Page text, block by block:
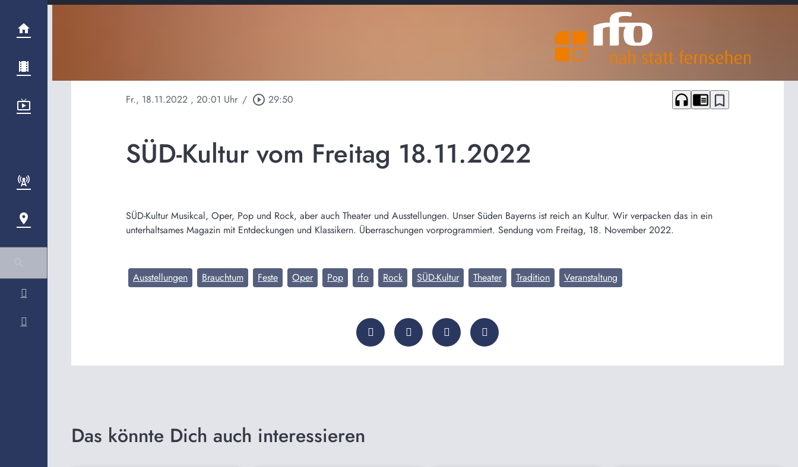
Fr., 18.11.2022 , 20:01 Uhr / play_circle_outline 29:50 headphones chrome_reader_mode bookmark_border
SÜD-Kultur vom Freitag 18.11.2022
SÜD-Kultur Musikcal, Oper, Pop und Rock, aber auch Theater und Ausstellungen. Unser Süden Bayerns ist reich an Kultur. Wir verpacken das in ein
unterhaltsames Magazin mit Entdeckungen und Klassikern. Überraschungen vorprogrammiert. Sendung vom Freitag, 18. November 2022.
Ausstellungen Brauchtum Feste Oper Pop rfo Rock SÜD-Kultur Theater Tradition Veranstaltung
Das könnte Dich auch interessieren